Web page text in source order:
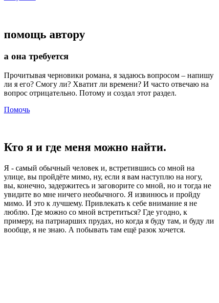
помощь автору
а она требуется
Прочитывая черновики романа, я задаюсь вопросом – напишу
ли я его? Смогу ли? Хватит ли времени? И часто отвечаю на
вопрос отрицательно. Потому и создал этот раздел.
Помочь
Кто я и где меня можно найти.
Я - самый обычный человек и, встретившись со мной на
улице, вы пройдёте мимо, ну, если я вам наступлю на ногу,
вы, конечно, задержитесь и заговорите со мной, но и тогда не
увидите во мне ничего необычного. Я извинюсь и пройду
мимо. И это к лучшему. Привлекать к себе внимание я не
люблю. Где можно со мной встретиться? Где угодно, к
примеру, на патриарших прудах, но когда я буду там, и буду ли
вообще, я не знаю. А побывать там ещё разок хочется.